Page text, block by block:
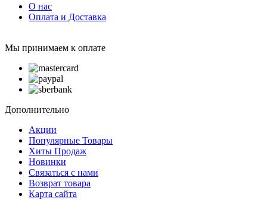
О нас
Оплата и Доставка
Мы принимаем к оплате
Дополнительно
Акции
Популярные Товары
Хиты Продаж
Новинки
Связаться с нами
Возврат товара
Карта сайта